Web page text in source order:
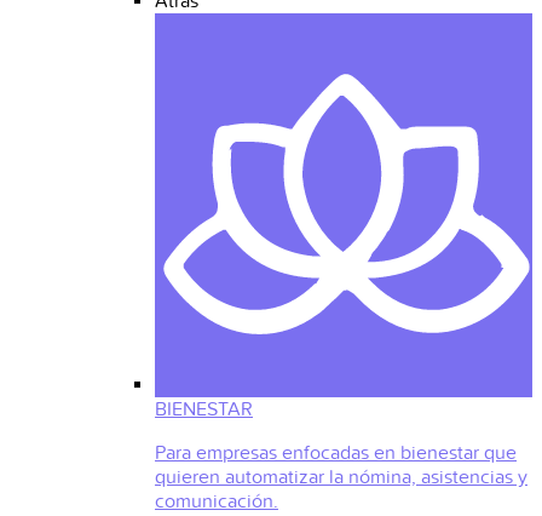
BIENESTAR
Para empresas enfocadas en bienestar que
quieren automatizar la nómina, asistencias y
comunicación.